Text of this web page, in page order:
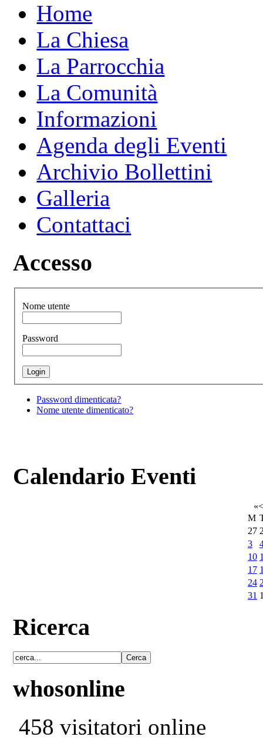
Home
La Chiesa
La Parrocchia
La Comunità
Informazioni
Agenda degli Eventi
Archivio Bollettini
Galleria
Contattaci
Accesso
Nome utente
Password
Password dimenticata?
Nome utente dimenticato?
Calendario Eventi
«<
M
27
3
10
17
24
31
Ricerca
whosonline
458 visitatori online